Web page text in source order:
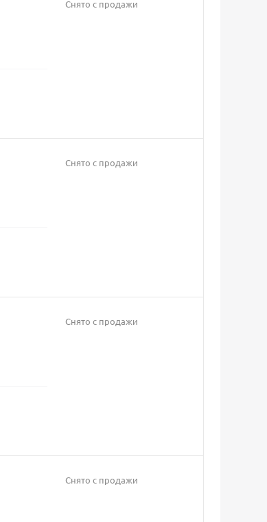
Снято с продажи
Снято с продажи
Снято с продажи
Снято с продажи